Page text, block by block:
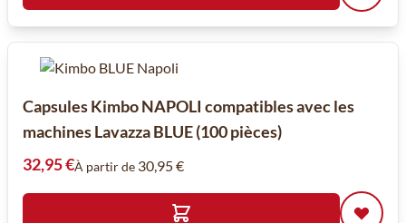
Capsules Kimbo NAPOLI compatibles avec les
machines Lavazza BLUE (100 pièces)
32,95 €À partir de 30,95 €